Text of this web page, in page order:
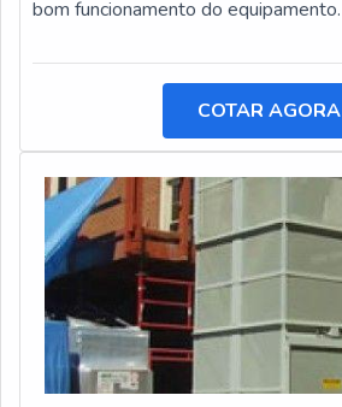
bom funcionamento do equipamento.
COTAR AGORA